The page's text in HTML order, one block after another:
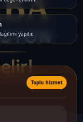
yapılır.
Toplu hizmet